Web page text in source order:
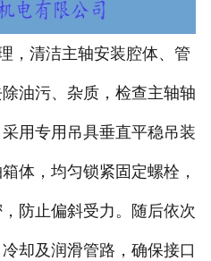
清洁主轴安装腔体、管
油污、杂质，检查主轴轴
用专用吊具垂直平稳吊装
体，均匀锁紧固定螺栓，
防止偏斜受力。随后依次
却及润滑管路，确保接口